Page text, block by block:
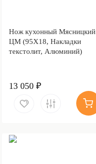
Нож кухонный Мясницкий
ЦМ (95Х18, Накладки
текстолит, Алюминий)
13 050 ₽